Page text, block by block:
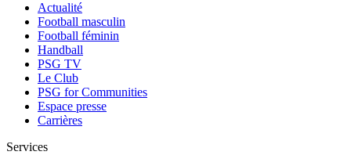
Actualité
Football masculin
Football féminin
Handball
PSG TV
Le Club
PSG for Communities
Espace presse
Carrières
Services